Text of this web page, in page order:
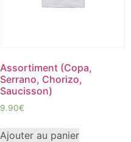
Assortiment (Copa,
Serrano, Chorizo,
Saucisson)
9.90€
Ajouter au panier